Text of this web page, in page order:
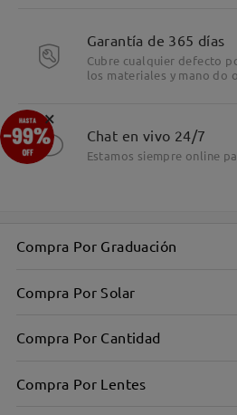
Detalles
Garantía de 365 días
Cubre cualquier defecto
los materiales y mano do
Chat en vivo 24/7
Estamos siempre online
Compra Por Graduación
Compra Por Solar
Compra Por Cantidad
Compra Por Lentes
×